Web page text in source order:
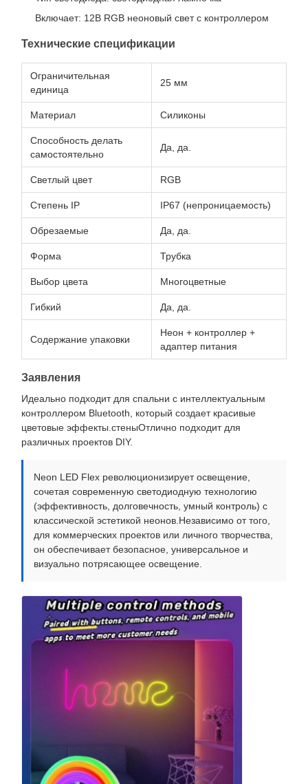
Включает: 12В RGB неоновый свет с контроллером
Технические спецификации
Ограничительная
единица
25 мм
Материал Силиконы
Способность делать
самостоятельно
Да, да.
Светлый цвет RGB
Степень IP IP67 (непроницаемость)
Обрезаемые Да, да.
Форма Трубка
Выбор цвета Многоцветные
Гибкий Да, да.
Содержание упаковки
Неон + контроллер +
адаптер питания
Заявления
Идеально подходит для спальни с интеллектуальным
контроллером Bluetooth, который создает красивые
цветовые эффекты.стеныОтлично подходит для
различных проектов DIY.
Neon LED Flex революционизирует освещение,
сочетая современную светодиодную технологию
(эффективность, долговечность, умный контроль) с
классической эстетикой неонов.Независимо от того,
для коммерческих проектов или личного творчества,
он обеспечивает безопасное, универсальное и
визуально потрясающее освещение.